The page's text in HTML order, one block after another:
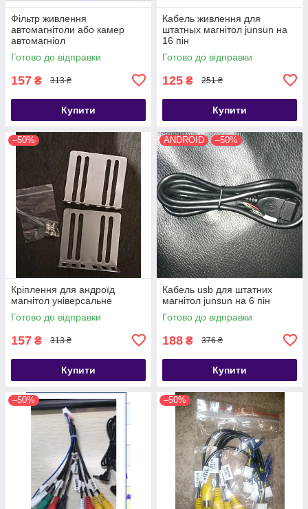
Фільтр живлення
автомагнітоли або камер
автомагніол
Готово до відправки
157 ₴ 313 ₴
Купити
Кабель живлення для
штатных магнітол junsun на
16 пін
Готово до відправки
125 ₴ 251 ₴
Купити
–50%
Кріплення для андроїд
магнітол універсальне
Готово до відправки
157 ₴ 313 ₴
Купити
ANDROID –50%
Кабель usb для штатних
магнітол junsun на 6 пін
Готово до відправки
188 ₴ 376 ₴
Купити
–50% –50%